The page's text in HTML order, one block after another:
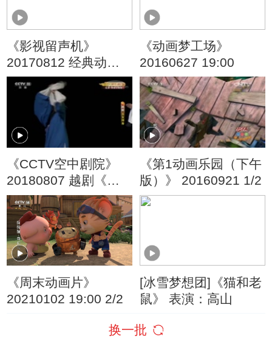
《影视留声机》
20170812 经典动画
音乐赏析（一）
《动画梦工场》
20160627 19:00
《CCTV空中剧院》
20180807 越剧《五
女拜寿》（选段）
《第1动画乐园（下午
版）》 20160921 1/2
《周末动画片》
20210102 19:00 2/2
[冰雪梦想团]《猫和老
鼠》 表演：高山
换一批